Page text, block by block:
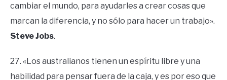
cambiar el mundo, para ayudarles a crear cosas que
marcan la diferencia, y no sólo para hacer un trabajo».
Steve Jobs.
27. «Los australianos tienen un espíritu libre y una
habilidad para pensar fuera de la caja, y es por eso que